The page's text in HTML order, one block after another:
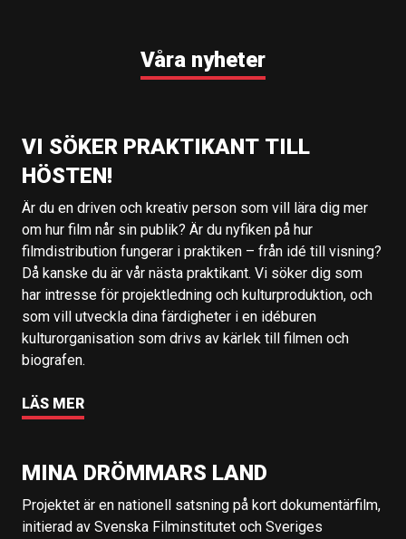
Våra nyheter
VI SÖKER PRAKTIKANT TILL
HÖSTEN!
Är du en driven och kreativ person som vill lära dig mer
om hur film når sin publik? Är du nyfiken på hur
filmdistribution fungerar i praktiken – från idé till visning?
Då kanske du är vår nästa praktikant. Vi söker dig som
har intresse för projektledning och kulturproduktion, och
som vill utveckla dina färdigheter i en idéburen
kulturorganisation som drivs av kärlek till filmen och
biografen.
LÄS MER
MINA DRÖMMARS LAND
Projektet är en nationell satsning på kort dokumentärfilm,
initierad av Svenska Filminstitutet och Sveriges